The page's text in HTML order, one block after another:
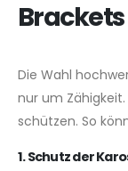
Die Wahl
nur um
schützen. So
1. Schutz der